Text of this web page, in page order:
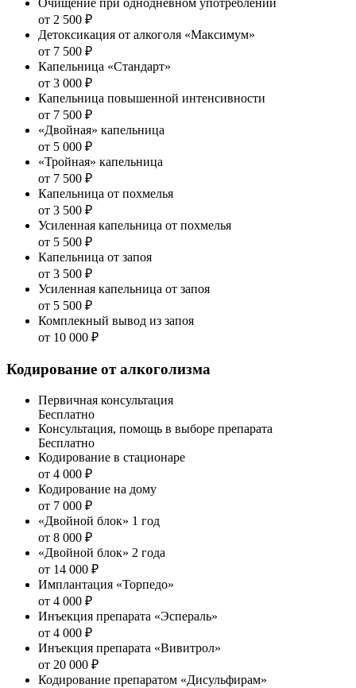
Очищение при однодневном употреблении
от 2 500 ₽
Детоксикация от алкоголя «Максимум»
от 7 500 ₽
Капельница «Стандарт»
от 3 000 ₽
Капельница повышенной интенсивности
от 7 500 ₽
«Двойная» капельница
от 5 000 ₽
«Тройная» капельница
от 7 500 ₽
Капельница от похмелья
от 3 500 ₽
Усиленная капельница от похмелья
от 5 500 ₽
Капельница от запоя
от 3 500 ₽
Усиленная капельница от запоя
от 5 500 ₽
Комплекный вывод из запоя
от 10 000 ₽
Кодирование от алкоголизма
Первичная консультация
Бесплатно
Консультация, помощь в выборе препарата
Бесплатно
Кодирование в стационаре
от 4 000 ₽
Кодирование на дому
от 7 000 ₽
«Двойной блок» 1 год
от 8 000 ₽
«Двойной блок» 2 года
от 14 000 ₽
Имплантация «Торпедо»
от 4 000 ₽
Инъекция препарата «Эспераль»
от 4 000 ₽
Инъекция препарата «Вивитрол»
от 20 000 ₽
Кодирование препаратом «Дисульфирам»